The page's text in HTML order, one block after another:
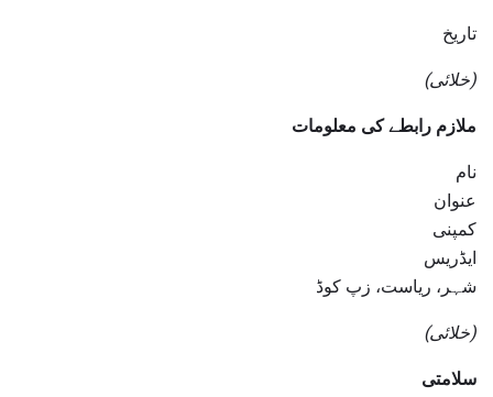
تاریخ
(خلائی)
ملازم رابطے کی معلومات
نام
عنوان
کمپنی
ایڈریس
شہر، ریاست، زپ کوڈ
(خلائی)
سلامتی